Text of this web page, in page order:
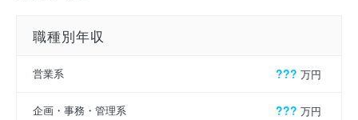
職種別年収
営業系 ??? 万円
企画・事務・管理系 ??? 万円